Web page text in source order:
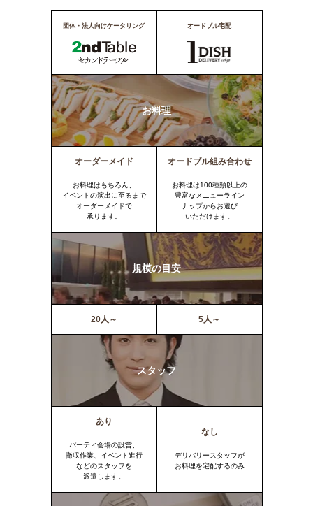
団体・法人向けケータリング オードブル宅配
お料理
オーダーメイド
お料理はもちろん、
イベントの演出に至るまで
オーダーメイドで
承ります。
オードブル組み合わせ
お料理は100種類以上の
豊富なメニューライン
ナップからお選び
いただけます。
規模の目安
20人～ 5人～
スタッフ
あり
パーティ会場の設営、
撤収作業、イベント進行
などのスタッフを
派遣します。
なし
デリバリースタッフが
お料理を宅配するのみ